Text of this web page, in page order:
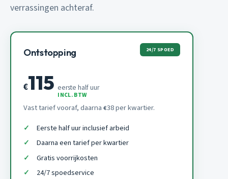
verrassingen achteraf.
Ontstopping 24/7 SPOED
€115 eerste half uur
INCL. BTW
Vast tarief vooraf, daarna €38 per kwartier.
Eerste half uur inclusief arbeid
Daarna een tarief per kwartier
Gratis voorrijkosten
24/7 spoedservice